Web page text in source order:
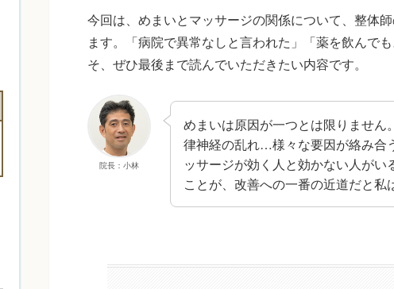
今回は、めまいとマッサージの関係について、整体
ます。「病院で異常なしと言われた」「薬を飲んで
そ、ぜひ最後まで読んでいただきたい内容です。
院長：小林
めまいは原因が一つとは限りません
律神経の乱れ…様々な要因が絡み合
ッサージが効く人と効かない人がい
ことが、改善への一番の近道だと私